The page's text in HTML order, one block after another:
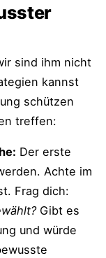
sind ihm nicht
kannst
schützen
treffen:
Der erste
Achte im
Frag dich:
Gibt es
und würde